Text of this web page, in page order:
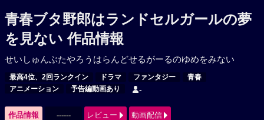
青春ブタ野郎はランドセルガールの夢
を見ない 作品情報
せいしゅんぶたやろうはらんどせるがーるのゆめをみない
最高4位、2回ランクイン ドラマ ファンタジー
青春
アニメーション
予告編動画あり -
作品情報 ------ レビュー 動画配信